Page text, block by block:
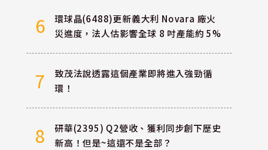
6
環球晶(6488)更新義大利 Novara 廠火
災進度，法人估影響全球 8 吋產能約 5%
7
致茂法說透露這個產業即將進入強勁循
環！
8
研華(2395) Q2營收、獲利同步創下歷史
新高！但是~這還不是全部？